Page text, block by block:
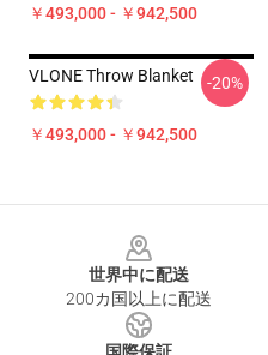
￥493,000 - ￥942,500
VLONE Throw Blanket
￥493,000 - ￥942,500
-20%
世界中に配送
200カ国以上に配送